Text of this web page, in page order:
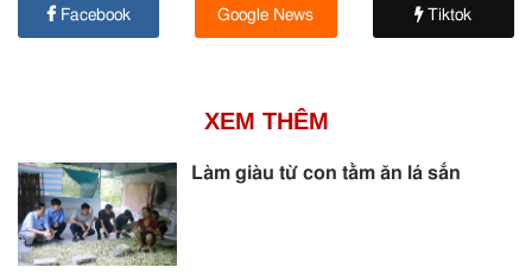
Facebook Google News Tiktok
XEM THÊM
Làm giàu từ con tằm ăn lá sắn